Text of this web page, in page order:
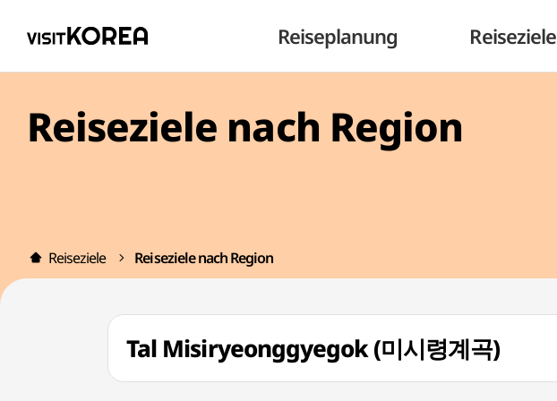
Reiseplanung Reiseziele
Reiseziele nach Region
Reiseziele Reiseziele nach Region
Tal Misiryeonggyegok (미시령계곡)